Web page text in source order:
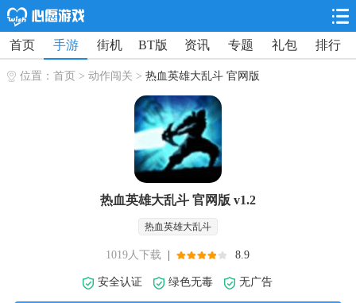
首页 手游 街机 BT版 资讯 专题 礼包 排行
位置： 首页 > 动作闯关 > 热血英雄大乱斗 官网版
热血英雄大乱斗 官网版 v1.2
热血英雄大乱斗
1019人下载 | 8.9
安全认证 绿色无毒 无广告